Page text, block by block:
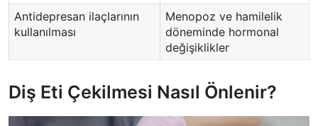
Antidepresan ilaçlarının
kullanılması
Menopoz ve hamilelik
döneminde hormonal
değişiklikler
Diş Eti Çekilmesi Nasıl Önlenir?